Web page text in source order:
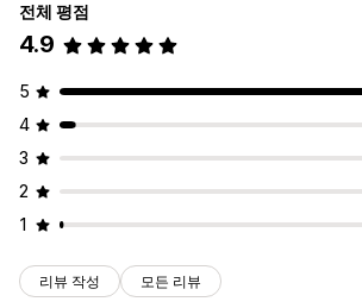
전체 평점
4.9
5
4
3
2
1
리뷰 작성 모든 리뷰